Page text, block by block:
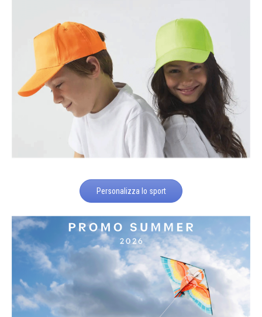
Personalizza lo sport